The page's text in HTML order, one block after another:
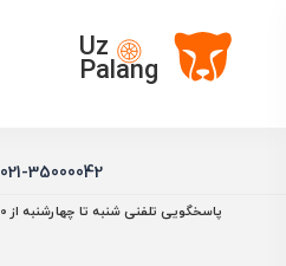
Uz
Palang
021-35000042 |
پاسخگویی تلفنی شنبه تا چهارشنبه از 10:00 الی ۱۵:30 پنجشنبه تا 13:00